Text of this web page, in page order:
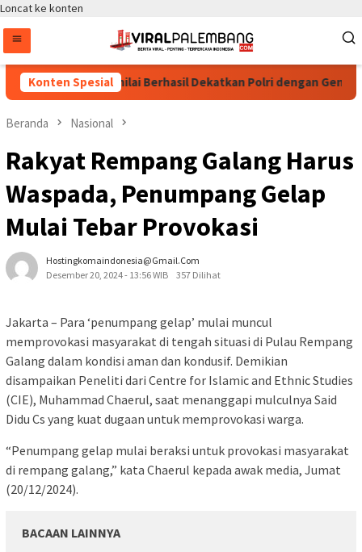
Loncat ke konten
Konten Spesial
Cup 2026 Dinilai Berhasil Dekatkan Polri dengan Generasi
Beranda Nasional
Rakyat Rempang Galang Harus
Waspada, Penumpang Gelap
Mulai Tebar Provokasi
Hostingkomaindonesia@gmail.com
Desember 20, 2024 - 13:56 WIB
357 Dilihat
Jakarta – Para ‘penumpang gelap’ mulai muncul
memprovokasi masyarakat di tengah situasi di Pulau Rempang
Galang dalam kondisi aman dan kondusif. Demikian
disampaikan Peneliti dari Centre for Islamic and Ethnic Studies
(CIE), Muhammad Chaerul, saat menanggapi mulculnya Said
Didu Cs yang kuat dugaan untuk memprovokasi warga.
“Penumpang gelap mulai beraksi untuk provokasi masyarakat
di rempang galang,” kata Chaerul kepada awak media, Jumat
(20/12/2024).
BACAAN LAINNYA